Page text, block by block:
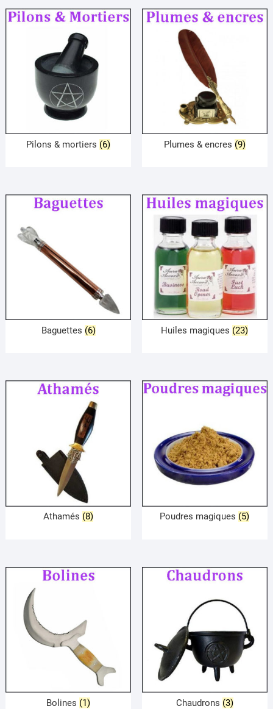
Pilons & mortiers (6) Plumes & encres (9)
Baguettes (6) Huiles magiques (23)
Athamés (8) Poudres magiques (5)
Bolines (1) Chaudrons (3)